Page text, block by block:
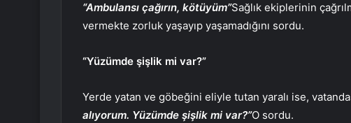
“Ambulansı çağırın, kötüyüm”Sağlık ekiplerinin
vermekte zorluk yaşayıp yaşamadığını sordu.
“Yüzümde şişlik mi var?”
Yerde yatan ve göbeğini eliyle tutan yaralı ise,
alıyorum. Yüzümde şişlik mi var?”O sordu.